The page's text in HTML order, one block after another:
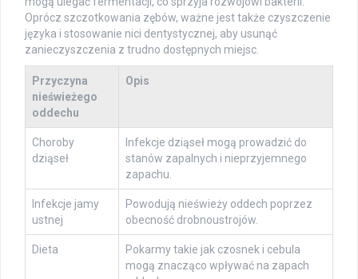
Oprócz szczotkowania zębów, ważne jest także czyszczenie
języka i stosowanie nici dentystycznej, aby usunąć
zanieczyszczenia z trudno dostępnych miejsc.
Przyczyna
nieświeżego
oddechu
Opis
Choroby
dziąseł
Infekcje dziąseł mogą prowadzić do
stanów zapalnych i nieprzyjemnego
zapachu.
Infekcje jamy
ustnej
Powodują nieświeży oddech poprzez
obecność drobnoustrojów.
Dieta
Pokarmy takie jak czosnek i cebula
mogą znacząco wpływać na zapach